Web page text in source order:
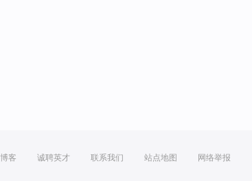
客 诚聘英才 联系我们 站点地图 网络举报